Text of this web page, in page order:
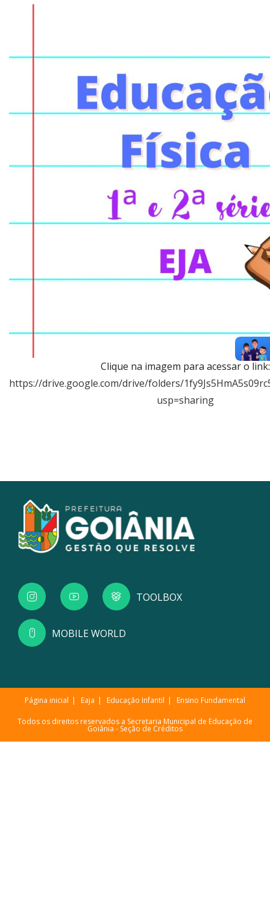
Clique na imagem para acessar o link:
https://drive.google.com/drive/folders/
usp=sharing
TOOLBOX
MOBILE WORLD
Página inicial Eaja Educação Infantil Ensino Fundamental
Todos os direitos reservados a Secretaria Municipal de Educação de
Goiânia - Seção de Créditos